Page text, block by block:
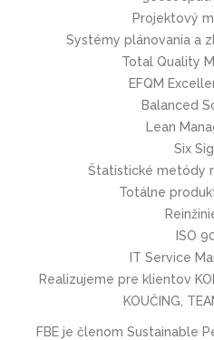
Projektový
Systémy plánovania a
Total Quality
EFQM
Balanced
Lean
Six
Štatistické metódy
Totálne
ISO
IT Service
Realizujeme pre klientov
KOUČING,
FBE je členom Sustainable